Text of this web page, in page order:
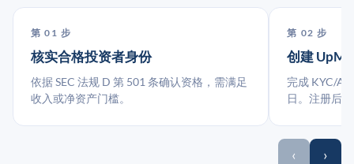
第 01 步
核实合格投资者身份
依据 SEC 法规 D 第 501 条确认资格，需满足
收入或净资产门槛。
第 02 步
创建
完成 KYC/
日。注册后
‹ ›